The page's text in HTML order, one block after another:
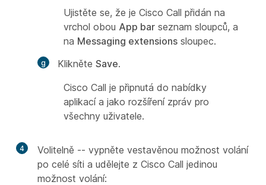
Ujistěte se, že je Cisco Call přidán na
vrchol obou App bar seznam sloupců, a
na Messaging extensions sloupec.
Klikněte Save.
Cisco Call je připnutá do nabídky
aplikací a jako rozšíření zpráv pro
všechny uživatele.
4
Volitelně -- vypněte vestavěnou možnost volání
po celé síti a udělejte z Cisco Call jedinou
možnost volání: